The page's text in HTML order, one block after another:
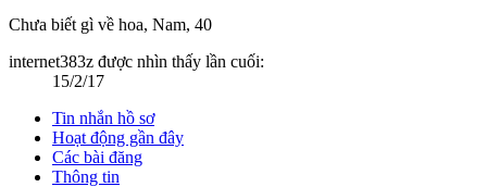
Chưa biết gì về hoa, Nam, 40
internet383z được nhìn thấy lần cuối:
15/2/17
Tin nhắn hồ sơ
Hoạt động gần đây
Các bài đăng
Thông tin